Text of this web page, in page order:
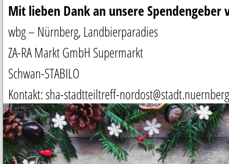
Mit lieben Dank an unsere Spendengeber
wbg – Nürnberg, Landbierparadies
ZA-RA Markt GmbH Supermarkt
Schwan-STABILO
Kontakt: sha-stadtteiltreff-